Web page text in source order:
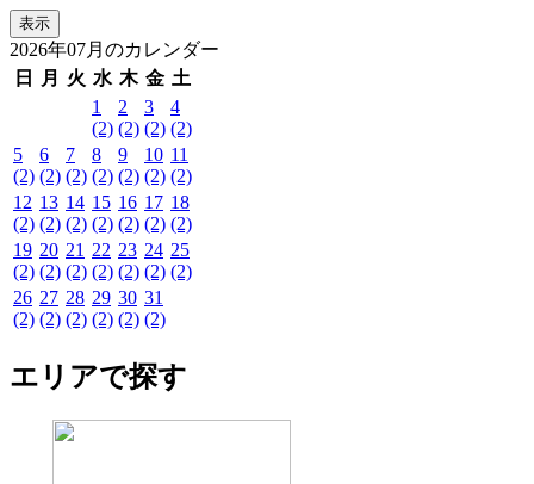
2026年07月のカレンダー
日
月 火 水 木 金 土
1
(2)
2
(2)
3
(2)
4
(2)
5
(2)
6
(2)
7
(2)
8
(2)
9
(2)
10
(2)
11
(2)
12
(2)
13
(2)
14
(2)
15
(2)
16
(2)
17
(2)
18
(2)
19
(2)
20
(2)
21
(2)
22
(2)
23
(2)
24
(2)
25
(2)
26
(2)
27
(2)
28
(2)
29
(2)
30
(2)
31
(2)
エリアで探す